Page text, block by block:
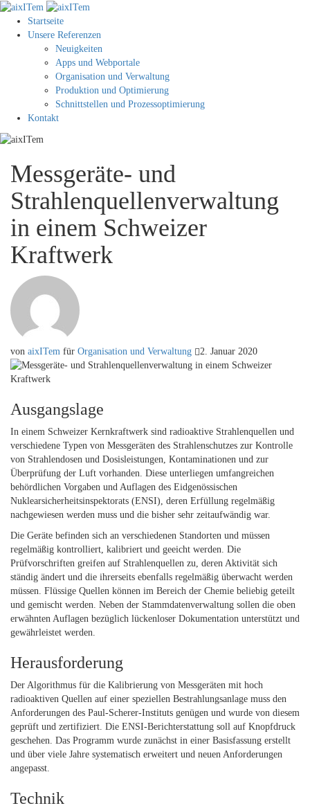
Startseite
Unsere Referenzen
Neuigkeiten
Apps und Webportale
Organisation und Verwaltung
Produktion und Optimierung
Schnittstellen und Prozessoptimierung
Kontakt
Messgeräte- und
Strahlenquellenverwaltung
in einem Schweizer
Kraftwerk
von aixITem für Organisation und Verwaltung 2. Januar 2020
Ausgangslage
In einem Schweizer Kernkraftwerk sind radioaktive Strahlenquellen und
verschiedene Typen von Messgeräten des Strahlenschutzes zur Kontrolle
von Strahlendosen und Dosisleistungen, Kontaminationen und zur
Überprüfung der Luft vorhanden. Diese unterliegen umfangreichen
behördlichen Vorgaben und Auflagen des Eidgenössischen
Nuklearsicherheitsinspektorats (ENSI), deren Erfüllung regelmäßig
nachgewiesen werden muss und die bisher sehr zeitaufwändig war.
Die Geräte befinden sich an verschiedenen Standorten und müssen
regelmäßig kontrolliert, kalibriert und geeicht werden. Die
Prüfvorschriften greifen auf Strahlenquellen zu, deren Aktivität sich
ständig ändert und die ihrerseits ebenfalls regelmäßig überwacht werden
müssen. Flüssige Quellen können im Bereich der Chemie beliebig geteilt
und gemischt werden. Neben der Stammdatenverwaltung sollen die oben
erwähnten Auflagen bezüglich lückenloser Dokumentation unterstützt und
gewährleistet werden.
Herausforderung
Der Algorithmus für die Kalibrierung von Messgeräten mit hoch
radioaktiven Quellen auf einer speziellen Bestrahlungsanlage muss den
Anforderungen des Paul-Scherer-Instituts genügen und wurde von diesem
geprüft und zertifiziert. Die ENSI-Berichterstattung soll auf Knopfdruck
geschehen. Das Programm wurde zunächst in einer Basisfassung erstellt
und über viele Jahre systematisch erweitert und neuen Anforderungen
angepasst.
Technik